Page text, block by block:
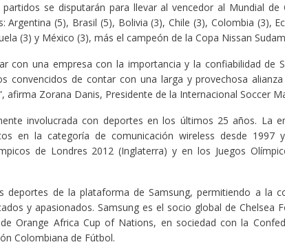
se disputarán para llevar al vencedor al Mundial de
Argentina (5), Brasil (5), Bolivia (3), Chile (3), Colombia (3),
(3) y México (3), más el campeón de la Copa Nissan
con una empresa con la importancia y la confiabilidad de
convencidos de contar con una larga y provechosa
afirma Zorana Danis, Presidente de la Internacional Soccer
involucrada con deportes en los últimos 25 años. La
en la categoría de comunicación wireless desde 1997
de Londres 2012 (Inglaterra) y en los Juegos
deportes de la plataforma de Samsung, permitiendo a la
y apasionados. Samsung es el socio global de Chelsea
Orange Africa Cup of Nations, en sociedad con la
Colombiana de Fútbol.